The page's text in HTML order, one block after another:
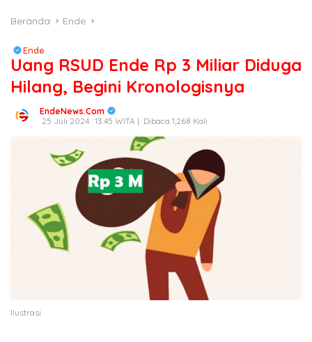
Beranda Ende
Ende
Uang RSUD Ende Rp 3 Miliar Diduga
Hilang, Begini Kronologisnya
EndeNews.Com
25 Juli 2024 : 13:45 WITA | Dibaca 1,268 Kali
Ilustrasi